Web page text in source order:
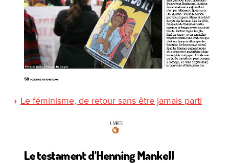
Le féminisme, de retour sans être jamais parti